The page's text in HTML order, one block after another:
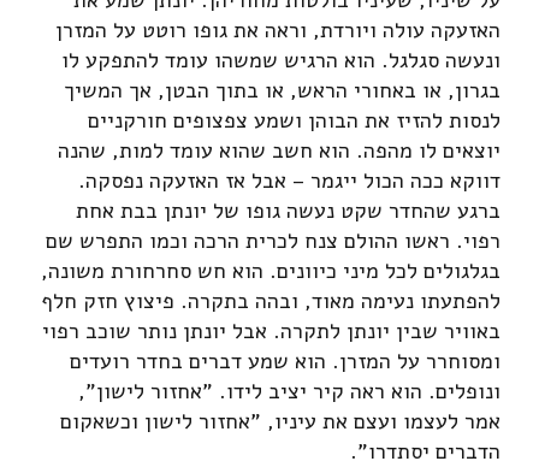
האזעקה עולה ויורדת, וראה את גופו רוטט על המזרן
ונעשה סגלגל. הוא הרגיש שמשהו עומד להתפקע לו
בגרון, או באחורי הראש, או בתוך הבטן, אך המשיך
לנסות להזיז את הבוהן ושמע צפצופים חורקניים
יוצאים לו מהפה. הוא חשב שהוא עומד למות, שהנה
דווקא ככה הכול ייגמר – אבל אז האזעקה נפסקה.
ברגע שהחדר שקט נעשה גופו של יונתן בבת אחת
רפוי. ראשו ההולם צנח לכרית הרכה וכמו התפרש שם
בגלגולים לכל מיני כיוונים. הוא חש סחרחורת משונה,
להפתעתו נעימה מאוד, ובהה בתקרה. פיצוץ חזק חלף
באוויר שבין יונתן לתקרה. אבל יונתן נותר שוכב רפוי
ומסוחרר על המזרן. הוא שמע דברים בחדר רועדים
ונופלים. הוא ראה קיר יציב לידו. "אחזור לישון",
אמר לעצמו ועצם את עיניו, "אחזור לישון וכשאקום
הדברים יסתדרו".